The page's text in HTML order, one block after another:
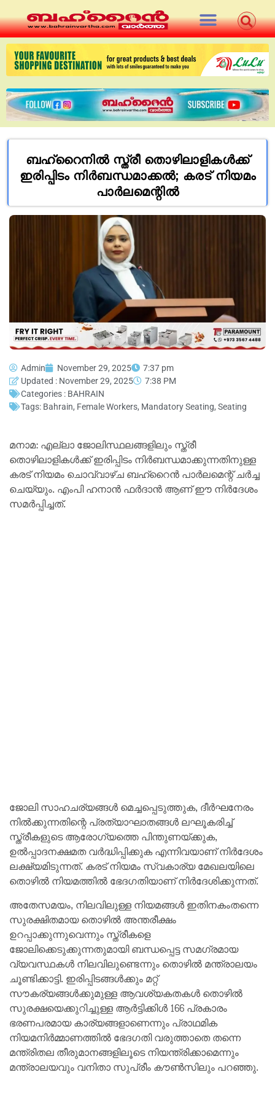
ബഹ്റൈനില്‍ സ്ത്രീ തൊഴിലാളികള്‍ക്ക്
ഇരിപ്പിടം നിര്‍ബന്ധമാക്കല്‍; കരട് നിയമം
പാര്‍ലമെന്റില്‍
Admin November 29, 2025
7:37 pm
Updated : November 29, 2025
7:38 PM
Categories : BAHRAIN
Tags: Bahrain, Female Workers, Mandatory Seating, Seating
മനാമ: എല്ലാ ജോലിസ്ഥലങ്ങളിലും സ്ത്രീ
തൊഴിലാളികള്‍ക്ക് ഇരിപ്പിടം നിര്‍ബന്ധമാക്കുന്നതിനുള്ള
കരട് നിയമം ചൊവ്വാഴ്ച ബഹ്റൈന്‍ പാര്‍ലമെന്റ് ചര്‍ച്ച
ചെയ്യും. എംപി ഹനാന്‍ ഫര്‍ദാന്‍ ആണ് ഈ നിര്‍ദേശം
സമര്‍പ്പിച്ചത്.
ജോലി സാഹചര്യങ്ങള്‍ മെച്ചപ്പെടുത്തുക, ദീര്‍ഘനേരം
നില്‍ക്കുന്നതിന്റെ പ്രത്യാഘാതങ്ങള്‍ ലഘൂകരിച്ച്
സ്ത്രീകളുടെ ആരോഗ്യത്തെ പിന്തുണയ്ക്കുക,
ഉല്‍പ്പാദനക്ഷമത വര്‍ദ്ധിപ്പിക്കുക എന്നിവയാണ് നിര്‍ദേശം
ലക്ഷ്യമിടുന്നത്. കരട് നിയമം സ്വകാര്യ മേഖലയിലെ
തൊഴില്‍ നിയമത്തില്‍ ഭേദഗതിയാണ് നിര്‍ദേശിക്കുന്നത്.
അതേസമയം, നിലവിലുള്ള നിയമങ്ങള്‍ ഇതിനകംതന്നെ
സുരക്ഷിതമായ തൊഴില്‍ അന്തരീക്ഷം
ഉറപ്പാക്കുന്നുവെന്നും സ്ത്രീകളെ
ജോലിക്കെടുക്കുന്നതുമായി ബന്ധപ്പെട്ട സമഗ്രമായ
വ്യവസ്ഥകള്‍ നിലവിലുണ്ടെന്നും തൊഴില്‍ മന്ത്രാലയം
ചൂണ്ടിക്കാട്ടി. ഇരിപ്പിടങ്ങള്‍ക്കും മറ്റ്
സൗകര്യങ്ങള്‍ക്കുമുള്ള ആവശ്യകതകള്‍ തൊഴില്‍
സുരക്ഷയെക്കുറിച്ചുള്ള ആര്‍ട്ടിക്കിള്‍ 166 പ്രകാരം
ഭരണപരമായ കാര്യങ്ങളാണെന്നും പ്രാഥമിക
നിയമനിര്‍മ്മാണത്തില്‍ ഭേദഗതി വരുത്താതെ തന്നെ
മന്ത്രിതല തീരുമാനങ്ങളിലൂടെ നിയന്ത്രിക്കാമെന്നും
മന്ത്രാലയവും വനിതാ സുപ്രീം കൗണ്‍സിലും പറഞ്ഞു.